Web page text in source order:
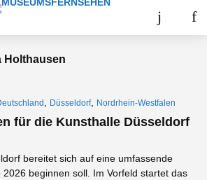
Holthausen
Düsseldorf, Nordrhein-Westfalen
für die Kunsthalle Düsseldorf
bereitet sich auf eine umfassende
beginnen soll. Im Vorfeld startet das